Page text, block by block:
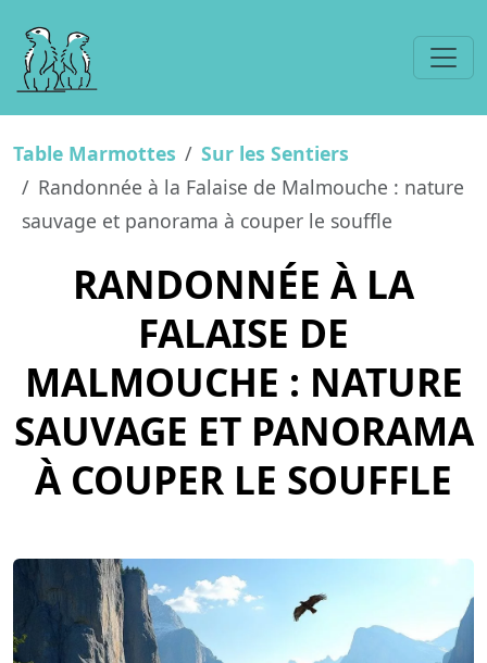
Table Marmottes
Sur les Sentiers
Randonnée à la Falaise de Malmouche : nature
sauvage et panorama à couper le souffle
RANDONNÉE À LA
FALAISE DE
MALMOUCHE : NATURE
SAUVAGE ET PANORAMA
À COUPER LE SOUFFLE